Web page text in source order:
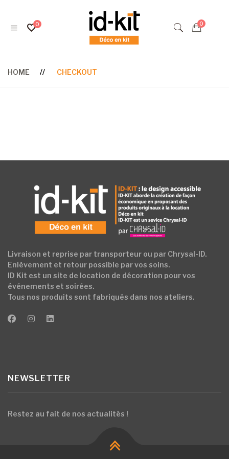
HOME CHECKOUT
Livraison et reprise par transporteur ou par Chrysal-ID.
Enlèvement et retour possible par vos soins.
ID Kit est un site de location de décoration pour vos
événements et soirées.
Tous nos produits sont fabriqués dans nos ateliers.
NEWSLETTER
Restez au fait de nos actualités !